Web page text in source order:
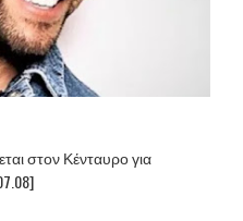
στον Κένταυρο για